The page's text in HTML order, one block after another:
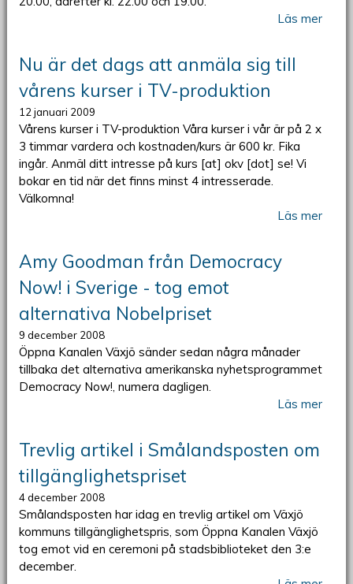
Läs mer
Nu är det dags att anmäla sig till
vårens kurser i TV-produktion
12 januari 2009
Vårens kurser i TV-produktion Våra kurser i vår är på 2 x
3 timmar vardera och kostnaden/kurs är 600 kr. Fika
ingår. Anmäl ditt intresse på kurs [at] okv [dot] se! Vi
bokar en tid när det finns minst 4 intresserade.
Välkomna!
Läs mer
Amy Goodman från Democracy
Now! i Sverige - tog emot
alternativa Nobelpriset
9 december 2008
Öppna Kanalen Växjö sänder sedan några månader
tillbaka det alternativa amerikanska nyhetsprogrammet
Democracy Now!, numera dagligen.
Läs mer
Trevlig artikel i Smålandsposten om
tillgänglighetspriset
4 december 2008
Smålandsposten har idag en trevlig artikel om Växjö
kommuns tillgänglighetspris, som Öppna Kanalen Växjö
tog emot vid en ceremoni på stadsbiblioteket den 3:e
december.